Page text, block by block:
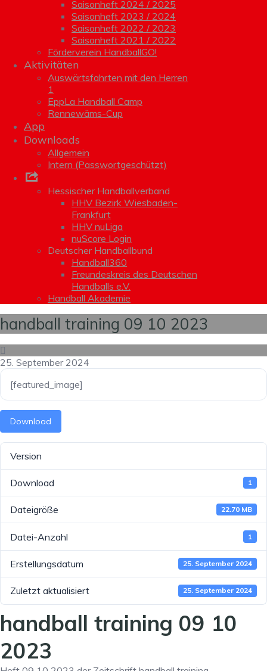
Saisonheft 2024 / 2025
Saisonheft 2023 / 2024
Saisonheft 2022 / 2023
Saisonheft 2021 / 2022
Förderverein HandballGO!
Aktivitäten
Auswärtsfahrten mit den Herren
1
EppLa Handball Camp
Rennewäms-Cup
App
Downloads
Allgemein
Intern (Passwortgeschützt)
Hessischer Handballverband
HHV Bezirk Wiesbaden-
Frankfurt
HHV nuLiga
nuScore Login
Deutscher Handballbund
Handball360
Freundeskreis des Deutschen
Handballs e.V.
Handball Akademie
handball training 09 10 2023
25. September 2024
[featured_image]
Download
Version
Download 1
Dateigröße 22.70 MB
Datei-Anzahl 1
Erstellungsdatum 25. September 2024
Zuletzt aktualisiert 25. September 2024
handball training 09 10
2023